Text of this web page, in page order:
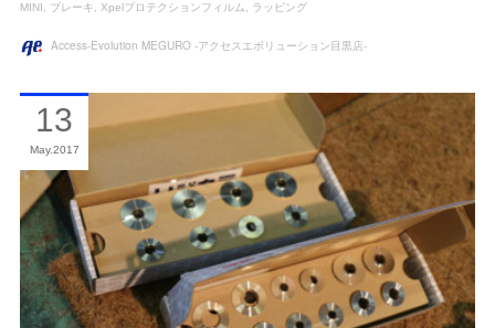
MINI ブレーキ Xpelプロテクションフィルム ラッピング
Access-Evolution MEGURO -アクセスエボリューション目黒店-
13
May 2017